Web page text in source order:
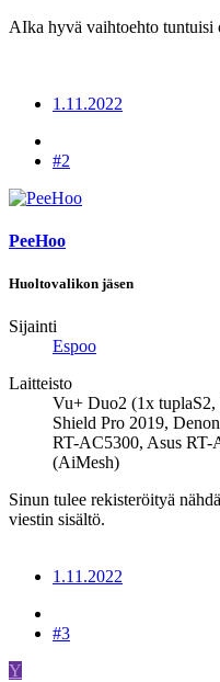
AIka hyvä vaihtoehto tuntuisi
1.11.2022
#2
PeeHoo
Huoltovalikon jäsen
Sijainti
Espoo
Laitteisto
Vu+ Duo2 (1x
Shield Pro 2019,
RT-AC5300, Asus
(AiMesh)
Sinun tulee rekisteröityä
viestin sisältö.
1.11.2022
#3
Y